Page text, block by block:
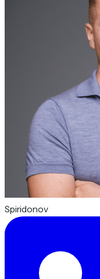
Spiridonov